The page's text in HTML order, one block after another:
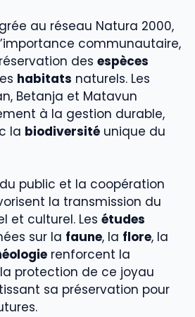
au réseau Natura 2000,
communautaire,
des espèces
habitats naturels. Les
Betanja et Matavun
à la gestion durable,
la biodiversité unique du
public et la coopération
la transmission du
et culturel. Les études
sur la faune, la flore, la
renforcent la
protection de ce joyau
sa préservation pour